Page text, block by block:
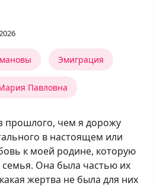
Эмиграция
Павловна
прошлого, чем я дорожу
в настоящем или
к моей родине, которую
Она была частью их
жертва не была для них